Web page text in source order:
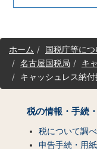
サ
イホーム 国税庁等につ
名古屋国税局
キ
キャッシュレス納
税の情報・手続
税について調
申告手続・用紙